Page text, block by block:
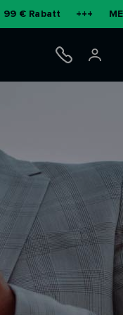
+++ MEHR